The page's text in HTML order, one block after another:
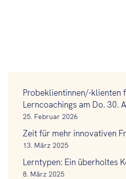
Probeklientinnen/-klienten
Lerncoachings am Do. 30.
25. Februar 2026
Zeit für mehr innovativen
13. März 2025
Lerntypen: Ein überholtes
8. März 2025